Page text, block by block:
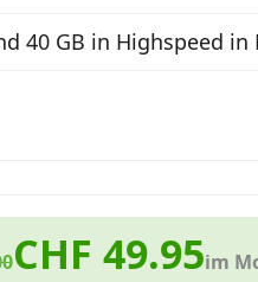
40 GB in Highspeed in
CHF 49.95im